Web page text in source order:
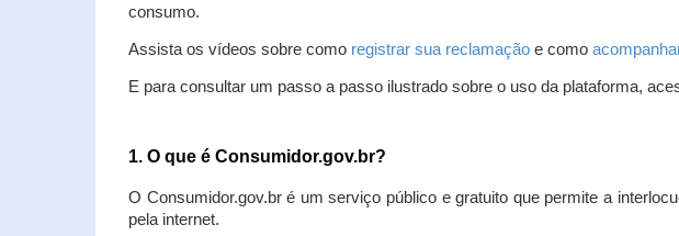
consumo.
Assista os vídeos sobre como registrar sua reclamação e como
E para consultar um passo a passo ilustrado sobre o uso da plataforma,
1. O que é Consumidor.gov.br?
O Consumidor.gov.br é um serviço público e gratuito que permite a
pela internet.